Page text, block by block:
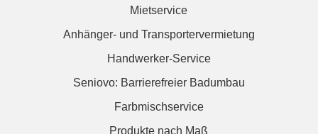
Mietservice
Anhänger- und Transportervermietung
Handwerker-Service
Seniovo: Barrierefreier Badumbau
Farbmischservice
Produkte nach Maß